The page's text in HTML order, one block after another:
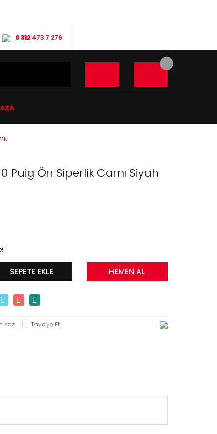
0 312 473 7 276
Puig Ön Siperlik Camı Siyah
SEPETE EKLE HEMEN AL
Yaz Tavsiye Et